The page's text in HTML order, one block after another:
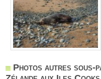
Photos autres sous-